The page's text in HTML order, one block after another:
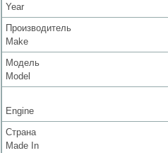
Year
Производитель
Make
Модель
Model
Engine
Страна
Made In